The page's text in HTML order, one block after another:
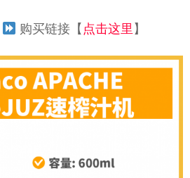
购买链接【 点击这里 】